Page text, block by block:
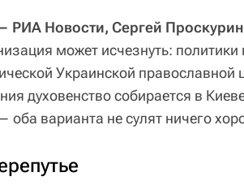
Новости, Сергей
может исчезнуть: политики
Украинской
духовенство собирается в
оба варианта не сулят ничего